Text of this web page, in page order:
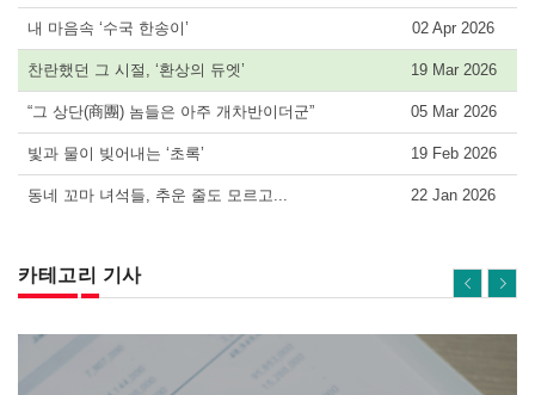
내 마음속 ‘수국 한송이’ 02 Apr 2026
찬란했던 그 시절, ‘환상의 듀엣’ 19 Mar 2026
“그 상단(商團) 놈들은 아주 개차반이더군” 05 Mar 2026
빛과 물이 빚어내는 ‘초록’ 19 Feb 2026
동네 꼬마 녀석들, 추운 줄도 모르고... 22 Jan 2026
카테고리 기사